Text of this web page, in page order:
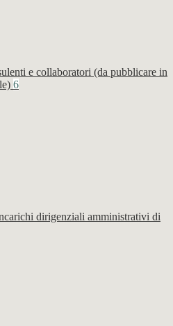
e collaboratori (da pubblicare in
6
dirigenziali amministrativi di